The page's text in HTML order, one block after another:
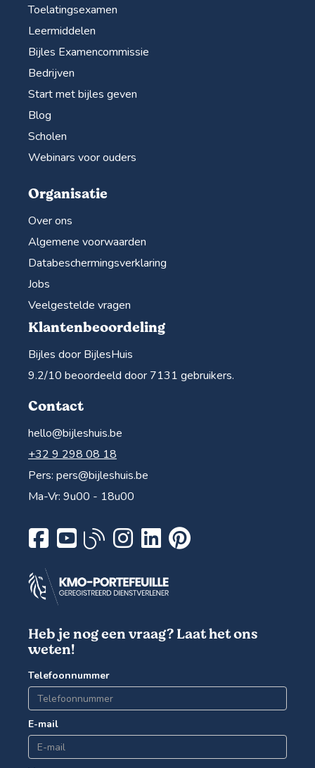
Toelatingsexamen
Leermiddelen
Bijles Examencommissie
Bedrijven
Start met bijles geven
Blog
Scholen
Webinars voor ouders
Organisatie
Over ons
Algemene voorwaarden
Databeschermingsverklaring
Jobs
Veelgestelde vragen
Klantenbeoordeling
Bijles door BijlesHuis
9.2/10 beoordeeld door 7131 gebruikers.
Contact
hello@bijleshuis.be
+32 9 298 08 18
Pers: pers@bijleshuis.be
Ma-Vr: 9u00 - 18u00
Heb je nog een vraag? Laat het ons
weten!
Telefoonnummer
E-mail